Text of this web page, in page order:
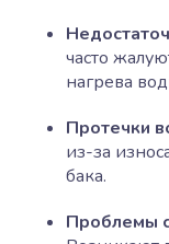
часто
нагрева
Протечки
из-за
бака.
Проблемы